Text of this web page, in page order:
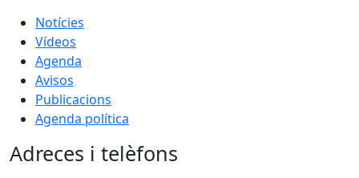
Notícies
Vídeos
Agenda
Avisos
Publicacions
Agenda política
Adreces i telèfons